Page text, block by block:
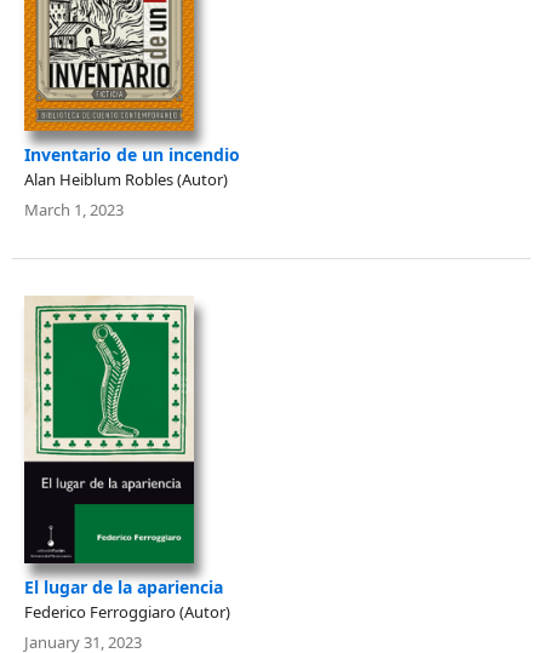
Inventario de un incendio
Alan Heiblum Robles (Autor)
March 1, 2023
El lugar de la apariencia
Federico Ferroggiaro (Autor)
January 31, 2023